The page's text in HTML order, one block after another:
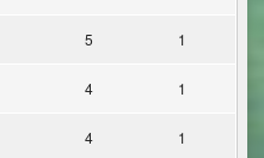
5 1
4 1
4 1